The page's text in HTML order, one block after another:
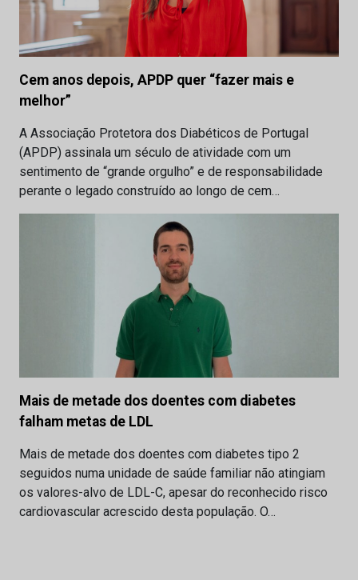
Cem anos depois, APDP quer “fazer mais e
melhor”
A Associação Protetora dos Diabéticos de Portugal
(APDP) assinala um século de atividade com um
sentimento de “grande orgulho” e de responsabilidade
perante o legado construído ao longo de cem…
Mais de metade dos doentes com diabetes
falham metas de LDL
Mais de metade dos doentes com diabetes tipo 2
seguidos numa unidade de saúde familiar não atingiam
os valores-alvo de LDL-C, apesar do reconhecido risco
cardiovascular acrescido desta população. O…